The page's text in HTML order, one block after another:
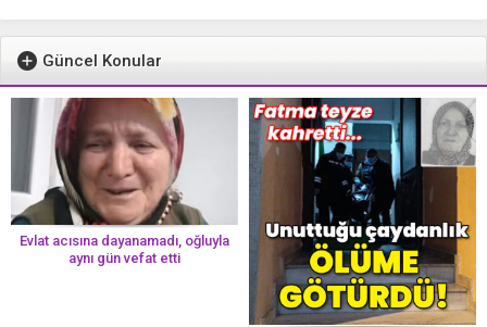
Güncel Konular
Evlat acısına dayanamadı, oğluyla
aynı gün vefat etti